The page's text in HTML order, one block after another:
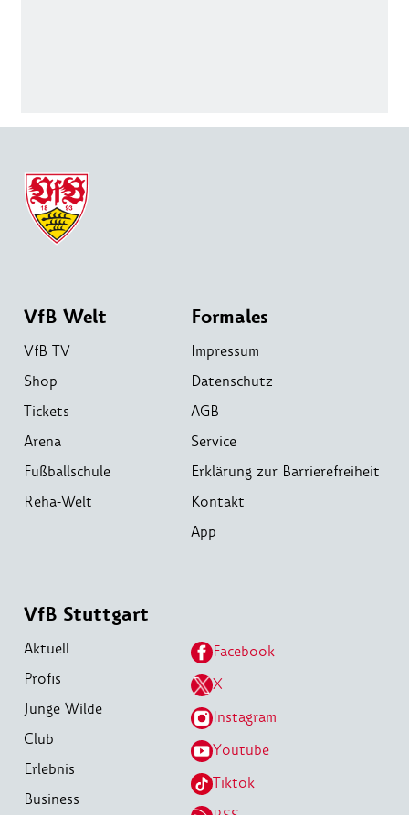
VfB Welt
VfB TV
Shop
Tickets
Arena
Fußballschule
Reha-Welt
Formales
Impressum
Datenschutz
AGB
Service
Erklärung zur Barrierefreiheit
Kontakt
App
VfB Stuttgart
Aktuell
Profis
Junge Wilde
Club
Erlebnis
Business
Facebook
X
Instagram
Youtube
Tiktok